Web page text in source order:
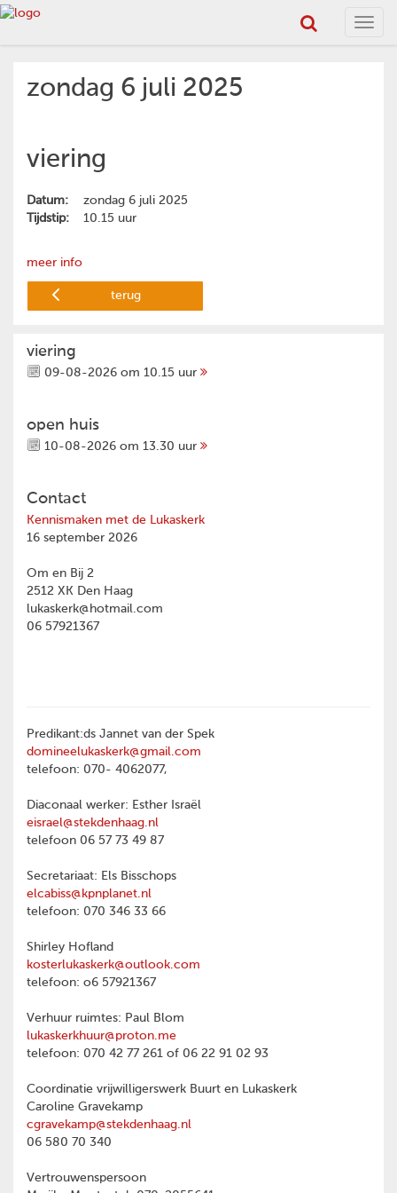
zondag 6 juli 2025
viering
Datum:
zondag 6 juli 2025
Tijdstip:
10.15 uur
meer info
terug
viering
09-08-2026 om 10.15 uur
open huis
10-08-2026 om 13.30 uur
Contact
Kennismaken met de Lukaskerk
16 september 2026
Om en Bij 2
2512 XK Den Haag
lukaskerk@hotmail.com
06 57921367
Predikant:ds Jannet van der Spek
domineelukaskerk@gmail.com
telefoon: 070- 4062077,
Diaconaal werker: Esther Israël
eisrael@stekdenhaag.nl
telefoon 06 57 73 49 87
Secretariaat: Els Bisschops
elcabiss@kpnplanet.nl
telefoon: 070 346 33 66
Shirley Hofland
kosterlukaskerk@outlook.com
telefoon: o6 57921367
Verhuur ruimtes: Paul Blom
lukaskerkhuur@proton.me
telefoon: 070 42 77 261 of 06 22 91 02 93
Coordinatie vrijwilligerswerk Buurt en Lukaskerk
Caroline Gravekamp
cgravekamp@stekdenhaag.nl
06 580 70 340
Vertrouwenspersoon